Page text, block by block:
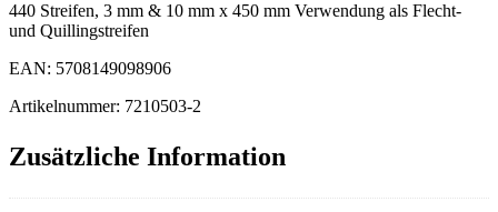
440 Streifen, 3 mm & 10 mm x 450 mm Verwendung als Flecht-
und Quillingstreifen
EAN: 5708149098906
Artikelnummer: 7210503-2
Zusätzliche Information